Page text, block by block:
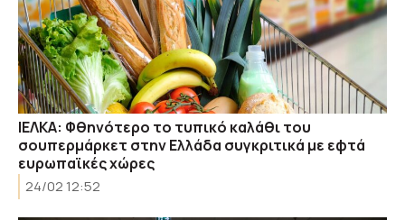
ΙΕΛΚΑ: Φθηνότερο το τυπικό καλάθι του
σουπερμάρκετ στην Ελλάδα συγκριτικά με εφτά
ευρωπαϊκές χώρες
24/02 12:52